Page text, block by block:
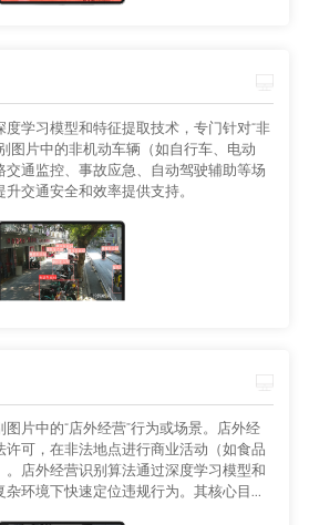
学习模型和特征提取技术，专门针对“非
图片中的非机动车辆（如自行车、电动
交通监控、事故应急、自动驾驶辅助等场
交通安全和效率提供支持。
片中的“店外经营”行为或场景。店外经
许可，在非法地点进行商业活动（如食品
。店外经营识别算法通过深度学习模型和
环境下快速定位违规行为。其核心目标